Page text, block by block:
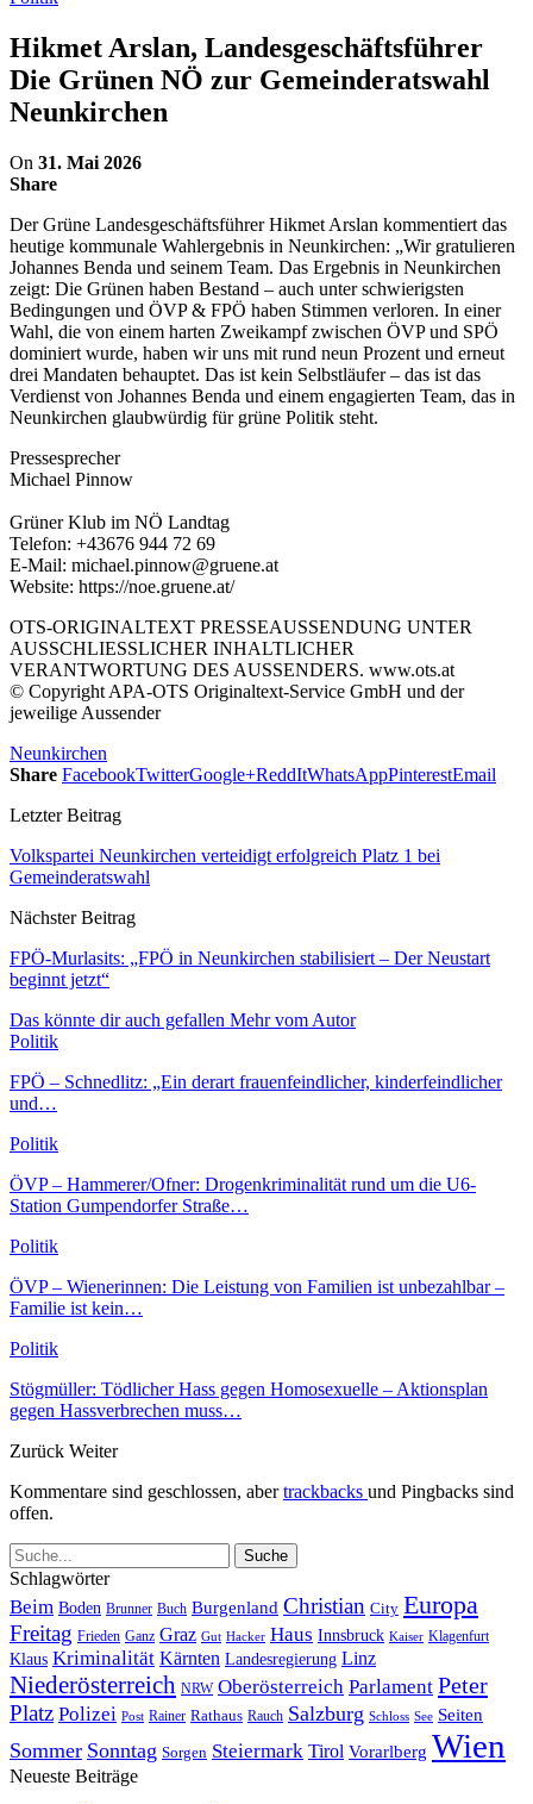
Hikmet Arslan, Landesgeschäftsführer
Die Grünen NÖ zur Gemeinderatswahl
Neunkirchen
On 31. Mai 2026
Share
Der Grüne Landesgeschäftsführer Hikmet Arslan kommentiert das
heutige kommunale Wahlergebnis in Neunkirchen: „Wir gratulieren
Johannes Benda und seinem Team. Das Ergebnis in Neunkirchen
zeigt: Die Grünen haben Bestand – auch unter schwierigsten
Bedingungen und ÖVP & FPÖ haben Stimmen verloren. In einer
Wahl, die von einem harten Zweikampf zwischen ÖVP und SPÖ
dominiert wurde, haben wir uns mit rund neun Prozent und erneut
drei Mandaten behauptet. Das ist kein Selbstläufer – das ist das
Verdienst von Johannes Benda und einem engagierten Team, das in
Neunkirchen glaubwürdig für grüne Politik steht.
Pressesprecher
Michael Pinnow
Grüner Klub im NÖ Landtag
Telefon: +43676 944 72 69
E-Mail: michael.pinnow@gruene.at
Website: https://noe.gruene.at/
OTS-ORIGINALTEXT PRESSEAUSSENDUNG UNTER
AUSSCHLIESSLICHER INHALTLICHER
VERANTWORTUNG DES AUSSENDERS. www.ots.at
© Copyright APA-OTS Originaltext-Service GmbH und der
jeweilige Aussender
Neunkirchen
Share FacebookTwitterGoogle+ReddItWhatsAppPinterestEmail
Letzter Beitrag
Volkspartei Neunkirchen verteidigt erfolgreich Platz 1 bei
Gemeinderatswahl
Nächster Beitrag
FPÖ-Murlasits: „FPÖ in Neunkirchen stabilisiert – Der Neustart
beginnt jetzt“
Das könnte dir auch gefallen Mehr vom Autor
Politik
FPÖ – Schnedlitz: „Ein derart frauenfeindlicher, kinderfeindlicher
und…
Politik
ÖVP – Hammerer/Ofner: Drogenkriminalität rund um die U6-
Station Gumpendorfer Straße…
Politik
ÖVP – Wienerinnen: Die Leistung von Familien ist unbezahlbar –
Familie ist kein…
Politik
Stögmüller: Tödlicher Hass gegen Homosexuelle – Aktionsplan
gegen Hassverbrechen muss…
Zurück Weiter
Kommentare sind geschlossen, abertrackbacks und Pingbacks sind
offen.
Schlagwörter
Beim Boden Brunner Buch Burgenland Christian City Europa
Freitag Frieden Ganz Graz Gut Hacker Haus Innsbruck Kaiser Klagenfurt
Klaus Kriminalität Kärnten Landesregierung Linz
Niederösterreich NRW Oberösterreich Parlament Peter
Platz Polizei Post Rainer Rathaus Rauch Salzburg Schloss See Seiten
Sommer Sonntag Sorgen Steiermark Tirol Vorarlberg Wien
Neueste Beiträge